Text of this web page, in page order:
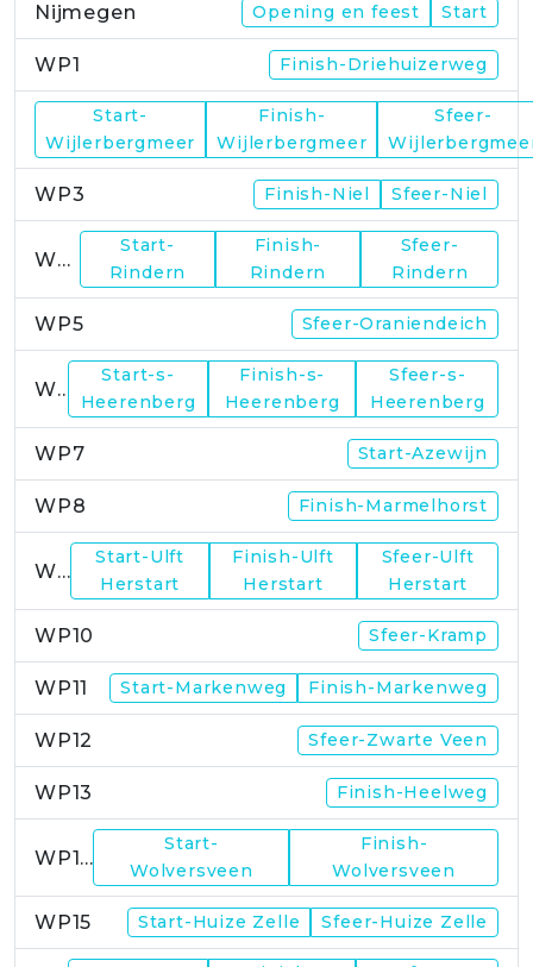
Nijmegen Opening en feest Start
WP1 Finish-Driehuizerweg
Start-
Wijlerbergmeer
Finish-
Wijlerbergmeer
Sfeer-
WP3 Finish-Niel Sfeer-Niel
WP4
Start-
Rindern
Finish-
Rindern
Sfeer-
Rindern
WP5 Sfeer-Oraniendeich
WP6
Start-s-
Heerenberg
Finish-s-
Heerenberg
Sfeer-s-
Heerenberg
WP7 Start-Azewijn
WP8 Finish-Marmelhorst
WP9
Start-Ulft
Herstart
Finish-Ulft
Herstart
Sfeer-Ulft
Herstart
WP10 Sfeer-Kramp
WP11 Start-Markenweg Finish-Markenweg
WP12 Sfeer-Zwarte Veen
WP13 Finish-Heelweg
WP14
Start-
Wolversveen
Finish-
Wolversveen
WP15 Start-Huize Zelle Sfeer-Huize Zelle